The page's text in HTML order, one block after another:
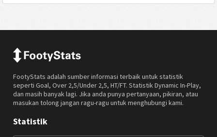
FootyStats adalah sumber informasi terbaik untuk statistik
seperti Goal, Over 2,5/Under 2,5, HT/FT. Statistik Dynamic In-Play,
dan masih banyak lagi. Jika anda punya pertanyaan, pikiran, atau
masukan tolong jangan ragu-ragu untuk menghubungi kami.
Statistik